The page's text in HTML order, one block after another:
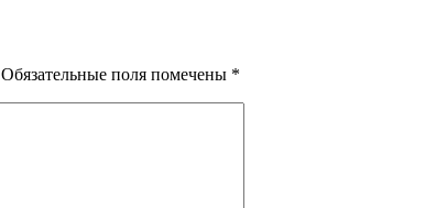
Обязательные поля помечены *